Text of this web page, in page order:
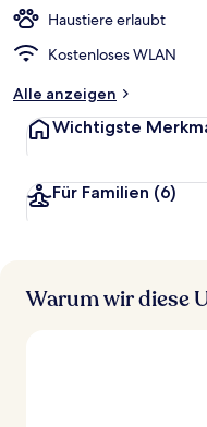
Haustiere erlaubt
Kostenloses WLAN
Alle anzeigen
Wichtigste
Für Familien (6)
Warum wir diese